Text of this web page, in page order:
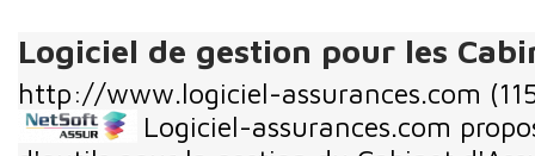
Logiciel de gestion pour les
http://www.logiciel-assurances.com
Logiciel-assurances.com